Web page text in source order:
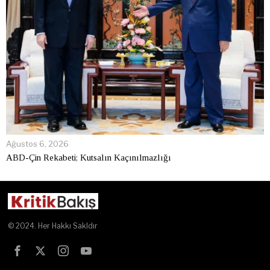
Ağustos 6, 2026
ABD-Çin Rekabeti; Kutsalın Kaçınılmazlığı
© 2024. Her Hakkı Sakldır